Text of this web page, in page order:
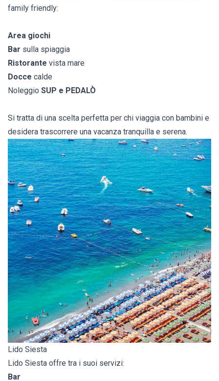
family friendly:
Area giochi
Bar sulla spiaggia
Ristorante vista mare
Docce calde
Noleggio SUP e PEDALÒ
Si tratta di una scelta perfetta per chi viaggia con bambini e
desidera trascorrere una vacanza tranquilla e serena.
Lido Siesta
Lido Siesta offre tra i suoi servizi:
Bar